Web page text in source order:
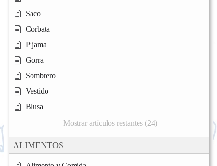
Saco
Corbata
Pijama
Gorra
Sombrero
Vestido
Blusa
Mostrar artículos restantes (24)
ALIMENTOS